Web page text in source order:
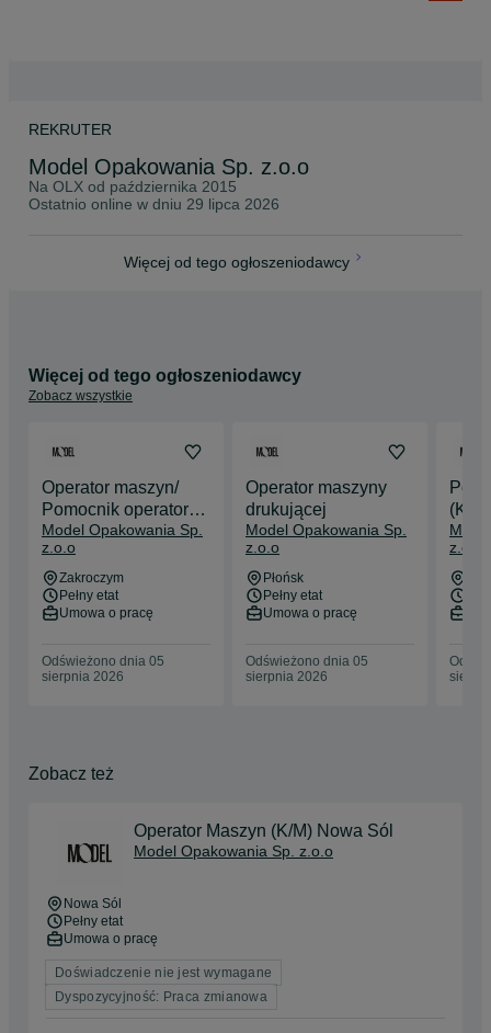
REKRUTER
Model Opakowania Sp. z.o.o
Na OLX od października 2015
Ostatnio online w dniu 29 lipca 2026
Więcej od tego ogłoszeniodawcy
Więcej od tego ogłoszeniodawcy
Zobacz wszystkie
Operator maszyn/
Pomocnik operatora
maszyn
Model Opakowania Sp.
z.o.o
Zakroczym
Pełny etat
Umowa o pracę
Odświeżono dnia 05
sierpnia 2026
Operator maszyny
drukującej
Model Opakowania Sp.
z.o.o
Płońsk
Pełny etat
Umowa o pracę
Odświeżono dnia 05
sierpnia 2026
(K/
z.o.o
Zobacz też
Operator Maszyn (K/M) Nowa Sól
Model Opakowania Sp. z.o.o
Nowa Sól
Pełny etat
Umowa o pracę
Doświadczenie nie jest wymagane
Dyspozycyjność: Praca zmianowa